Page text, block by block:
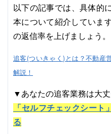
以下の記事では、具体的
本について紹介していま
の返信率を上げましょう。
追客(ついきゃく)とは？不動産
解説！
▼あなたの追客業務は大丈
「セルフチェックシー
る